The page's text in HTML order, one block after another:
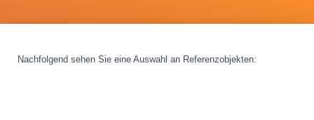
Nachfolgend sehen Sie eine Auswahl an Referenzobjekten: